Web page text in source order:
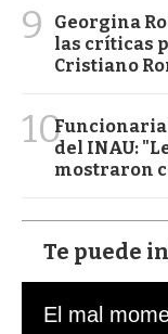
9
Georgina
las críticas
Cristiano
10del INAU:
mostraron
Te puede